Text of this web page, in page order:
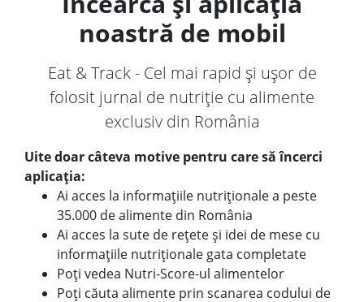
noastră de mobil
Eat & Track - Cel mai rapid și ușor de
folosit jurnal de nutriție cu alimente
exclusiv din România
Uite doar câteva motive pentru care să încerci
aplicația:
Ai acces la informațiile nutriționale a peste
35.000 de alimente din România
Ai acces la sute de rețete și idei de mese cu
informațiile nutriționale gata completate
Poți vedea Nutri-Score-ul alimentelor
Poți căuta alimente prin scanarea codului de